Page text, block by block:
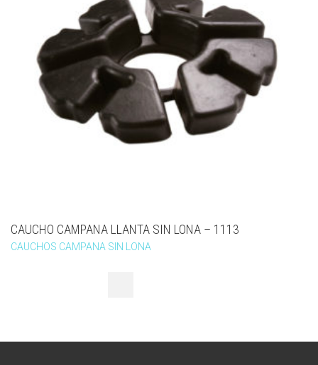
CAUCHO CAMPANA LLANTA SIN LONA – 1113
CAUCHOS CAMPANA SIN LONA